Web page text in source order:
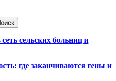
сельских больниц и
где заканчиваются гены и